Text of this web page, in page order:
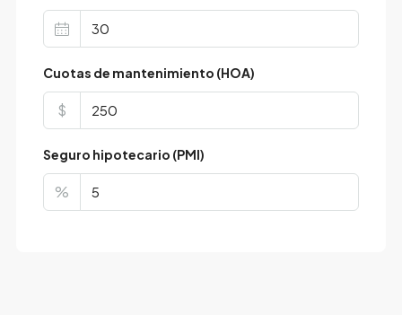
Cuotas de mantenimiento (HOA)
$
Seguro hipotecario (PMI)
%